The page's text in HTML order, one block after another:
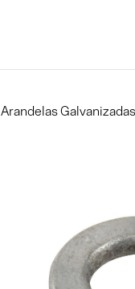
Arandelas